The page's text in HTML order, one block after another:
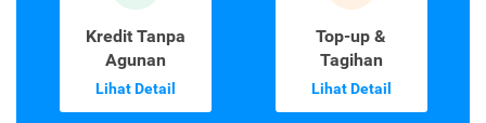
Kredit Tanpa
Agunan
Lihat Detail
Top-up &
Tagihan
Lihat Detail